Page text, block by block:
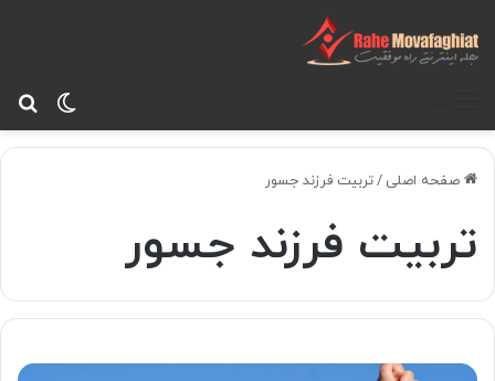
صفحه اصلی /تربیت فرزند جسور
تربیت فرزند جسور